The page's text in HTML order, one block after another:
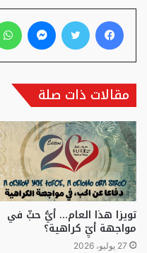
فيسبوك تويتر ماسنجر
مقالات ذات صلة
تويزا هذا العام… أيُّ حبٍّ في
مواجهة أيِّ كراهية؟
27 يوليو، 2026